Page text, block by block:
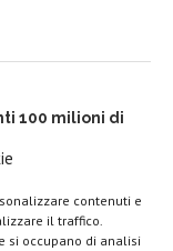
contenuti e
il traffico.
si occupano di analisi
100 milioni di
i 4 anni di